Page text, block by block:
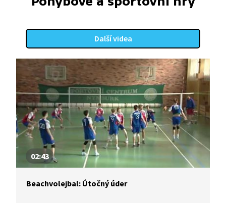
Další videa
02:43
Beachvolejbal: Útočný úder